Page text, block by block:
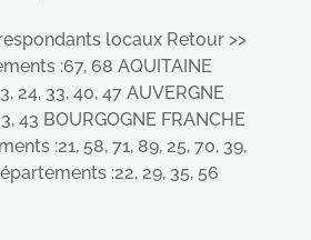
locaux Retour >>
:67, 68 AQUITAINE
24, 33, 40, 47 AUVERGNE
43 BOURGOGNE FRANCHE
:21, 58, 71, 89, 25, 70, 39,
:22, 29, 35, 56